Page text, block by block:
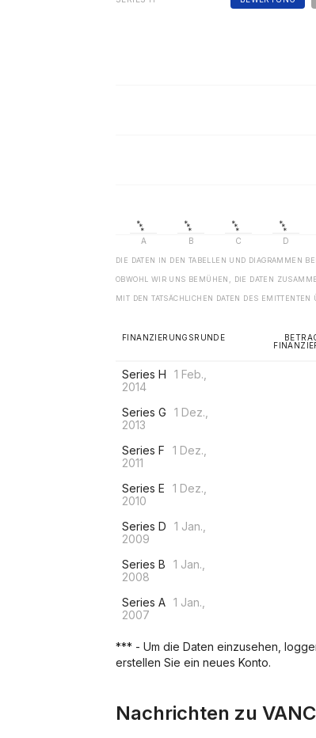
DIE DATEN IN DEN TABELLEN UND DIAGRAMMEN
OBWOHL WIR UNS BEMÜHEN, DIE DATEN
MIT DEN TATSÄCHLICHEN DATEN DES EMITTENTEN
FINANZIERUNGSRUNDE
Series H
1 Feb.,
2014
Series G
1 Dez.,
2013
Series F
1 Dez.,
2011
Series E
1 Dez.,
2010
Series D
1 Jan.,
2009
Series B
1 Jan.,
2008
Series A 1 Jan.,
2007
*** - Um die Daten einzusehen,
erstellen Sie ein neues Konto.
Nachrichten zu